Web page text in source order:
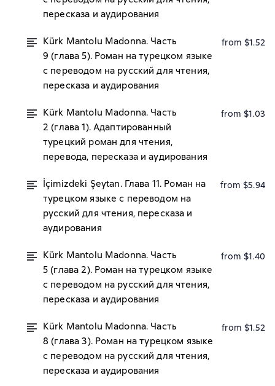
пересказа и аудирования
Kürk Mantolu Madonna. Часть
9 (глава 5). Роман на турецком языке
с переводом на русский для чтения,
пересказа и аудирования
from $1.52
Kürk Mantolu Madonna. Часть
2 (глава 1). Адаптированный
турецкий роман для чтения,
перевода, пересказа и аудирования
from $1.03
İçimizdeki Şeytan. Глава 11. Роман на
турецком языке с переводом на
русский для чтения, пересказа и
аудирования
from $5.94
Kürk Mantolu Madonna. Часть
5 (глава 2). Роман на турецком языке
с переводом на русский для чтения,
пересказа и аудирования
from $1.40
Kürk Mantolu Madonna. Часть
8 (глава 3). Роман на турецком языке
с переводом на русский для чтения,
пересказа и аудирования
from $1.52